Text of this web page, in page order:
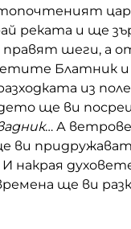
реката и ще
правят шеги, а
Блатник
из
ще ви
… А
ви
накрая
ще ви